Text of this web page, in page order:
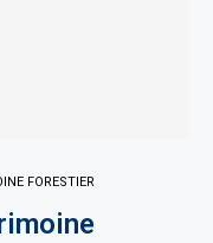
FORESTIER